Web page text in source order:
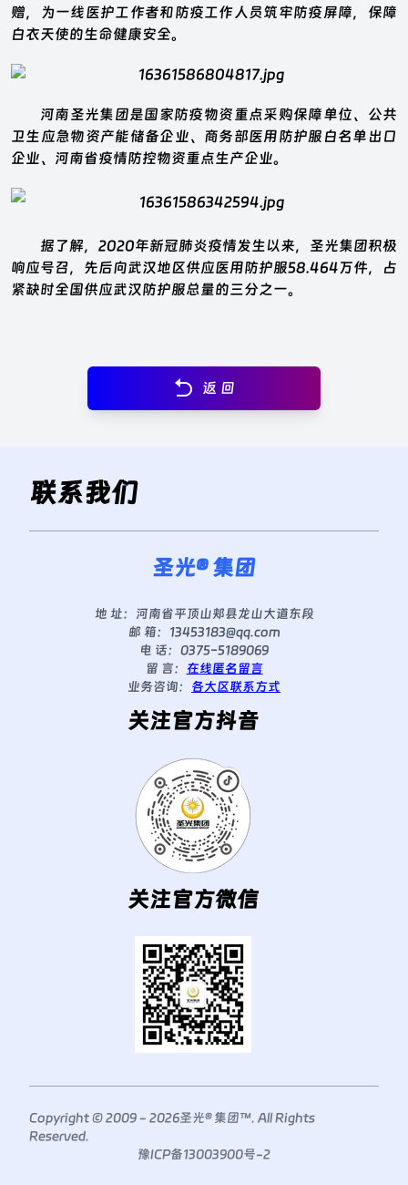
赠，为一线医护工作者和防疫工作人员筑牢防疫屏障，保障
白衣天使的生命健康安全。
河南圣光集团是国家防疫物资重点采购保障单位、公共
卫生应急物资产能储备企业、商务部医用防护服白名单出口
企业、河南省疫情防控物资重点生产企业。
据了解，2020年新冠肺炎疫情发生以来，圣光集团积极
响应号召，先后向武汉地区供应医用防护服58.464万件，占
紧缺时全国供应武汉防护服总量的三分之一。
返 回
联系我们
圣光® 集团
地 址： 河南省平顶山郏县龙山大道东段
邮 箱： 13453183@qq.com
电 话： 0375-5189069
留 言： 在线匿名留言
业务咨询： 各大区联系方式
关注官方抖音
关注官方微信
Copyright © 2009 - 2026圣光® 集团™. All Rights
Reserved.
豫ICP备13003900号-2